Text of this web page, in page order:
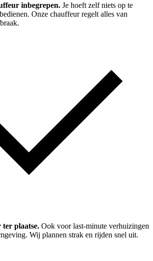
inbegrepen. Je hoeft zelf niets op te
Onze chauffeur regelt alles van
plaatse. Ook voor last-minute verhuizingen
Wij plannen strak en rijden snel uit.